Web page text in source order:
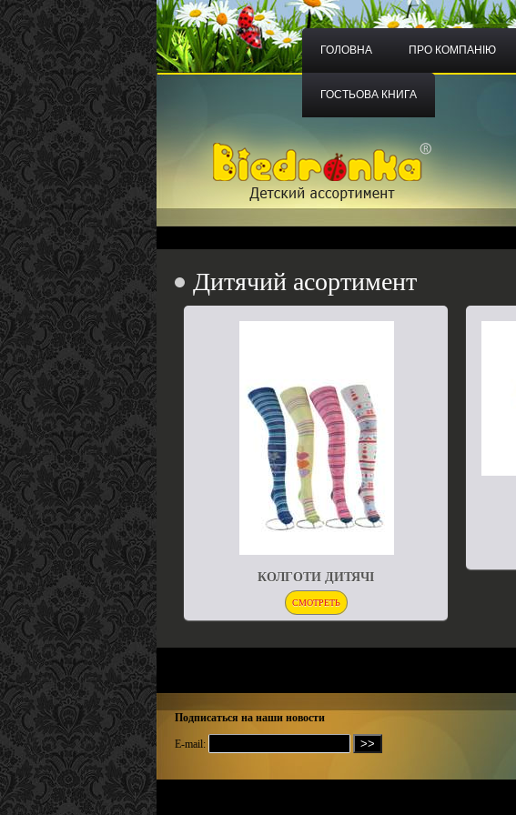
ГОЛОВНА ПРО КОМПАНІЮ
ГОСТЬОВА КНИГА
Дитячий асортимент
КОЛГОТИ ДИТЯЧІ
СМОТРЕТЬ
Подписаться на наши новости
E-mail: